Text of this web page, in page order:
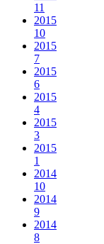
11
2015
10
2015
7
2015
6
2015
4
2015
3
2015
1
2014
10
2014
9
2014
8